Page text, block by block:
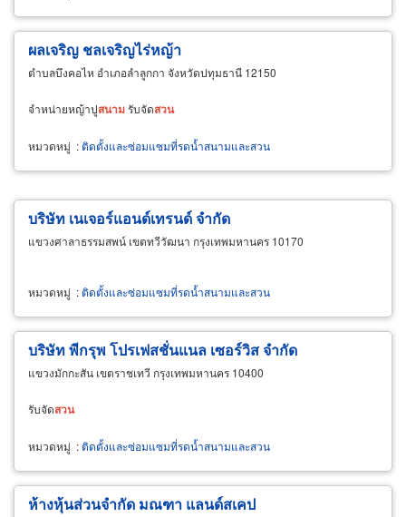
ผลเจริญ ชลเจริญไร่หญ้า
ตำบลบึงคอไห อำเภอลำลูกกา จังหวัดปทุมธานี 12150
จำหน่ายหญ้าปูสนาม รับจัดสวน
หมวดหมู่ :ติดตั้งและซ่อมแซมที่รดน้ำสนามและสวน
บริษัท เนเจอร์แอนด์เทรนด์ จำกัด
แขวงศาลาธรรมสพน์ เขตทวีวัฒนา กรุงเทพมหานคร 10170
หมวดหมู่ :ติดตั้งและซ่อมแซมที่รดน้ำสนามและสวน
บริษัท พีกรุพ โปรเฟสชั่นแนล เซอร์วิส จำกัด
แขวงมักกะสัน เขตราชเทวี กรุงเทพมหานคร 10400
รับจัดสวน
หมวดหมู่ :ติดตั้งและซ่อมแซมที่รดน้ำสนามและสวน
ห้างหุ้นส่วนจำกัด มณฑา แลนด์สเคป